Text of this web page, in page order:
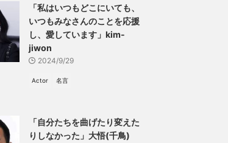
「私はいつもどこにいても、
いつもみなさんのことを応援
し、愛しています」kim-
jiwon
2024/9/29
Actor 名言
「自分たちを曲げたり変えた
りしなかった」大悟(千鳥)